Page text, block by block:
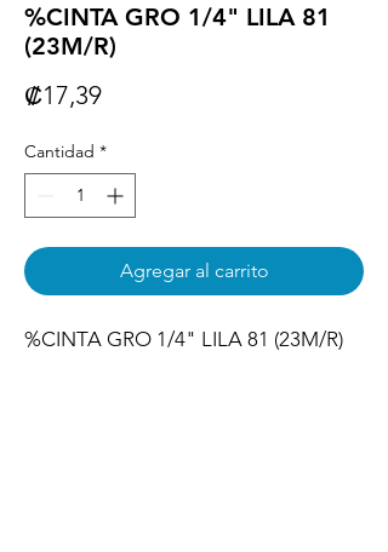
%CINTA GRO 1/4" LILA 81
(23M/R)
₡17,39Precio
Cantidad *
Agregar al carrito
%CINTA GRO 1/4" LILA 81 (23M/R)